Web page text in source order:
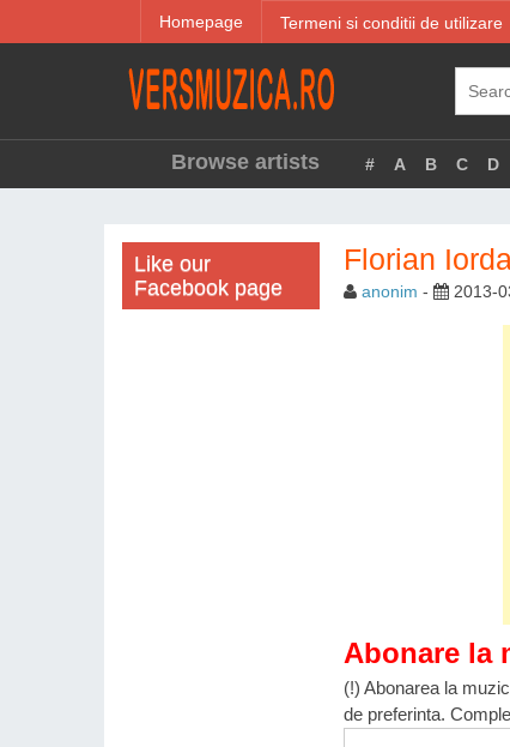
Homepage Termeni si conditii de utilizare
Browse artists # A B C D
Like our
Facebook page
Florian
anonim - 2013-
Abonare la
(!) Abonarea la
de preferinta.